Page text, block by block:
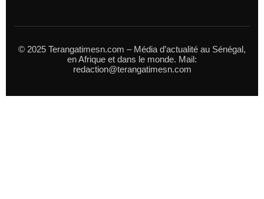
© 2025 Terangatimesn.com – Média d’actualité au Sénégal,
en Afrique et dans le monde. Mail:
redaction@terangatimesn.com